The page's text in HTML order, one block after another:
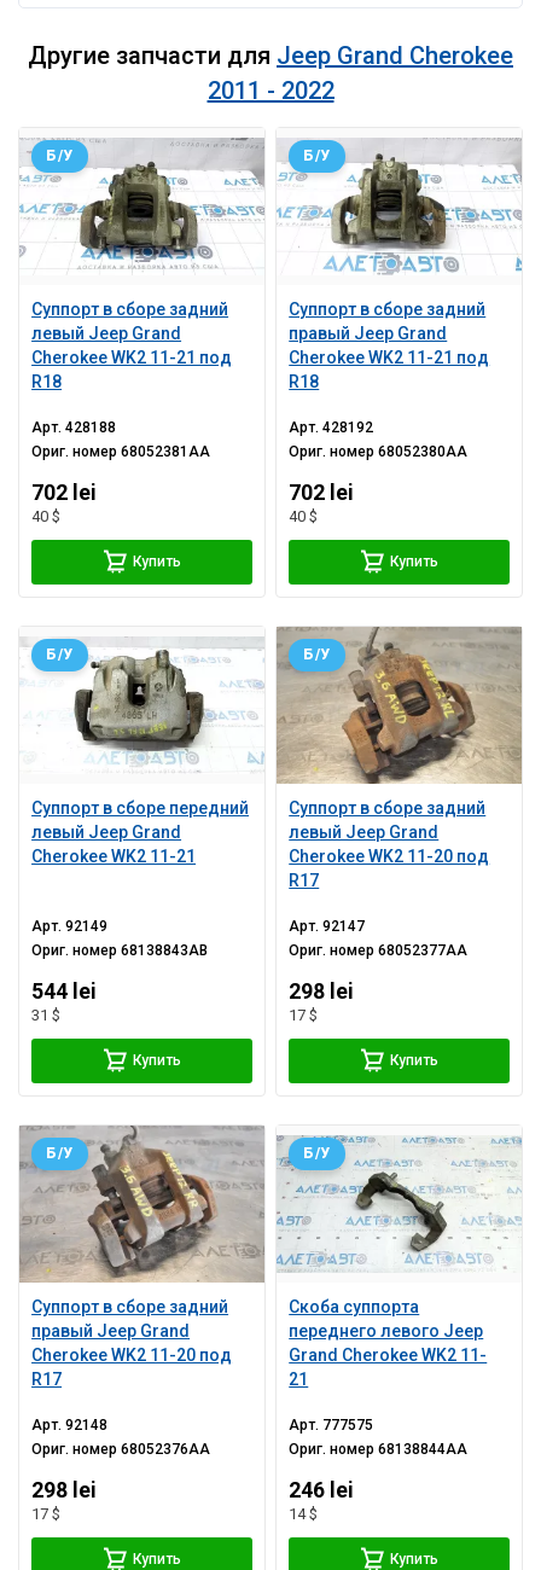
Другие запчасти для Jeep Grand Cherokee
2011 - 2022
Суппорт в сборе задний
левый Jeep Grand
Cherokee WK2 11-21 под
R18
Б/У
Арт.428188
Ориг. номер68052381AA
702 lei
40 $
Купить
Суппорт в сборе задний
правый Jeep Grand
Cherokee WK2 11-21 под
R18
Б/У
Арт.428192
Ориг. номер68052380AA
702 lei
40 $
Купить
Суппорт в сборе передний
левый Jeep Grand
Cherokee WK2 11-21
Б/У
Арт.92149
Ориг. номер68138843AB
544 lei
31 $
Купить
Суппорт в сборе задний
левый Jeep Grand
Cherokee WK2 11-20 под
R17
Б/У
Арт.92147
Ориг. номер68052377AA
298 lei
17 $
Купить
Суппорт в сборе задний
правый Jeep Grand
Cherokee WK2 11-20 под
R17
Б/У
Арт.92148
Ориг. номер68052376AA
298 lei
17 $
Купить
Скоба суппорта
переднего левого Jeep
Grand Cherokee WK2 11-
21
Б/У
Арт. 777575
Ориг. номер68138844AA
246 lei
14 $
Купить